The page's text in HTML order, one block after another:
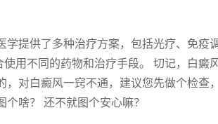
学提供了多种治疗方案，包括光疗、免疫
用不同的药物和治疗手段。 切记，白癜
，对白癜风一窍不通，建议您先做个检查
啥？ 还不就图个安心嘛？